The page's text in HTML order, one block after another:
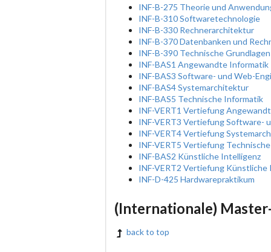
INF-B-275 Theorie und
INF-B-310 Softwaretechnologie
INF-B-330 Rechnerarchitektur
INF-B-370 Datenbanken und
INF-B-390 Technische
INF-BAS1 Angewandte Informatik
INF-BAS3 Software- und Web-
INF-BAS4 Systemarchitektur
INF-BAS5 Technische Informatik
INF-VERT1 Vertiefung
INF-VERT3 Vertiefung Software-
INF-VERT4 Vertiefung
INF-VERT5 Vertiefung
INF-BAS2 Künstliche Intelligenz
INF-VERT2 Vertiefung Künstliche
INF-D-425 Hardwarepraktikum
(Internationale)
back to top